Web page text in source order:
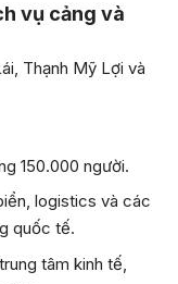
vụ cảng và
Thạnh Mỹ Lợi và
150.000 người.
logistics và các
quốc tế.